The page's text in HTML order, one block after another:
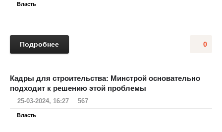
Власть
0
Подробнее
Кадры для строительства: Минстрой основательно
подходит к решению этой проблемы
25-03-2024, 16:27 567
Власть